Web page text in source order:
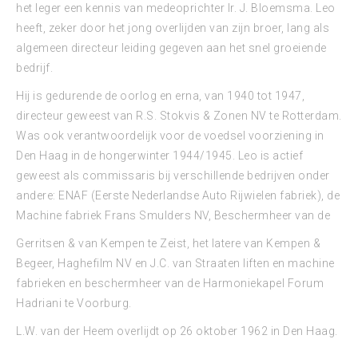
het leger een kennis van medeoprichter Ir. J. Bloemsma. Leo
heeft, zeker door het jong overlijden van zijn broer, lang als
algemeen directeur leiding gegeven aan het snel groeiende
bedrijf.
Hij is gedurende de oorlog en erna, van 1940 tot 1947,
directeur geweest van R.S. Stokvis & Zonen NV te Rotterdam.
Was ook verantwoordelijk voor de voedsel voorziening in
Den Haag in de hongerwinter 1944/1945. Leo is actief
geweest als commissaris bij verschillende bedrijven onder
andere: ENAF (Eerste Nederlandse Auto Rijwielen fabriek), de
Machine fabriek Frans Smulders NV, Beschermheer van de
Gerritsen & van Kempen te Zeist, het latere van Kempen &
Begeer, Haghefilm NV en J.C. van Straaten liften en machine
fabrieken en beschermheer van de Harmoniekapel Forum
Hadriani te Voorburg.
L.W. van der Heem overlijdt op 26 oktober 1962 in Den Haag.